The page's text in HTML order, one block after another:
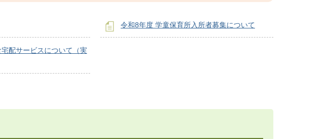
令和8年度 学童保育所入所者募集について
配サービスについて（実